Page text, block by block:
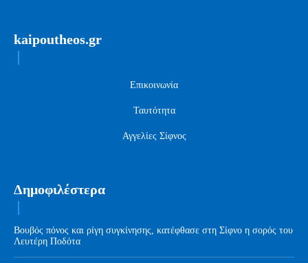
kaipoutheos.gr
Επικοινωνία
Ταυτότητα
Αγγελίες Σίφνος
Δημοφιλέστερα
Βουβός πόνος και ρίγη συγκίνησης, κατέφθασε στη Σίφνο η σορός του
Λευτέρη Ποδότα